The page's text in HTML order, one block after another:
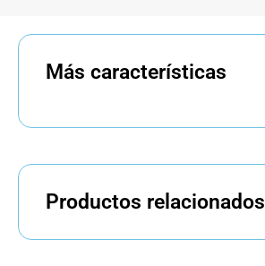
Más características
Productos relacionados